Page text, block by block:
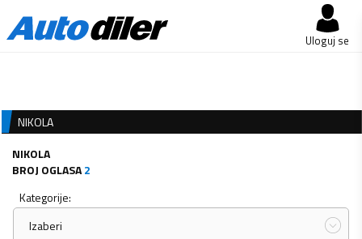
Uloguj se
NIKOLA
NIKOLA
BROJ OGLASA2
Kategorije:
Izaberi